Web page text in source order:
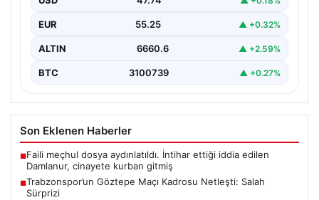
paylaşacak.…
EUR 55.25 ▲ +0.32%
ALTIN 6660.6 ▲ +2.59%
BTC 3100739 ▲ +0.27%
Son Eklenen Haberler
■Faili meçhul dosya aydınlatıldı. İntihar ettiği iddia edilen
Damlanur, cinayete kurban gitmiş
■Trabzonspor’un Göztepe Maçı Kadrosu Netleşti: Salah
Sürprizi